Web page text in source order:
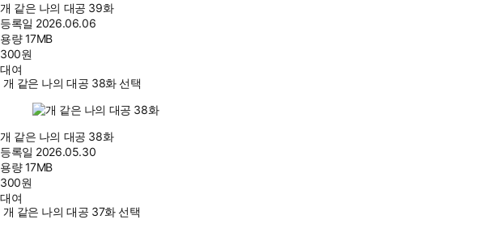
개 같은 나의 대공 39화
등록일 2026.06.06
용량17MB
300원
대여
개 같은 나의 대공 38화 선택
개 같은 나의 대공 38화
등록일 2026.05.30
용량17MB
300원
대여
개 같은 나의 대공 37화 선택